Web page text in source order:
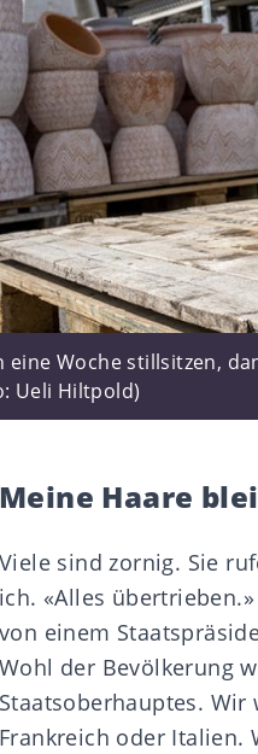
eine Woche stillsitzen,
Ueli Hiltpold)
Meine Haare
Viele sind zornig. Sie
ich. «Alles
von einem
Wohl der Bevölkerung
Staatsoberhauptes. Wir
Frankreich oder Italien.